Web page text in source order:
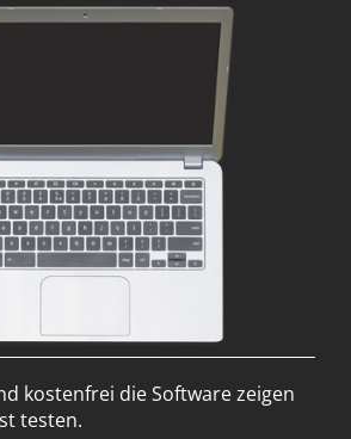
kostenfrei die Software zeigen
testen.